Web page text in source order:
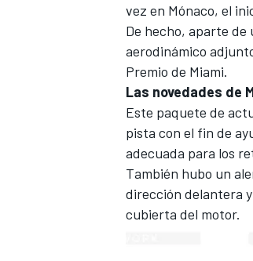
WRC
vez en Mónaco, el
De hecho, aparte de
aerodinámico
Premio de Miami.
Las novedades de
Este paquete de
pista con el fin de
adecuada para los
También hubo un
dirección delantera
cubierta del motor.